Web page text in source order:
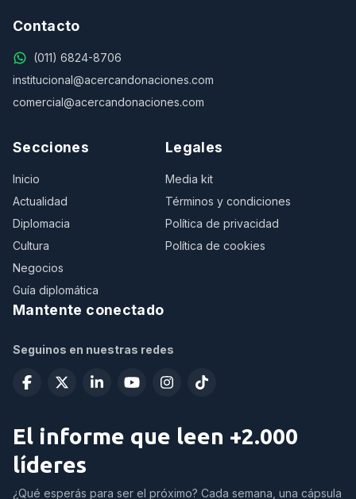
Contacto
(011) 6824-8706
institucional@acercandonaciones.com
comercial@acercandonaciones.com
Secciones
Inicio
Actualidad
Diplomacia
Cultura
Negocios
Guía diplomática
Legales
Media kit
Términos y condiciones
Política de privacidad
Política de cookies
Mantente conectado
Seguinos en nuestras redes
El informe que leen +2.000
líderes
¿Qué esperás para ser el próximo? Cada semana, una cápsula